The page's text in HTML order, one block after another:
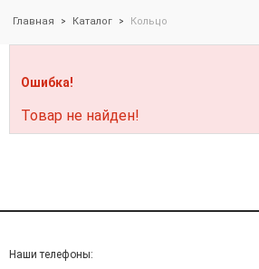
Главная > Каталог > Кольцо
Ошибка!
Товар не найден!
Наши телефоны: